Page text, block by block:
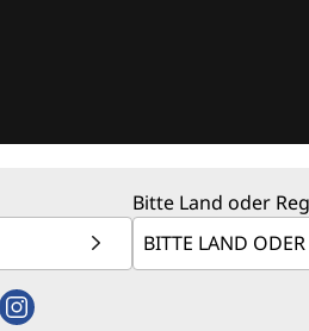
Bitte Land oder